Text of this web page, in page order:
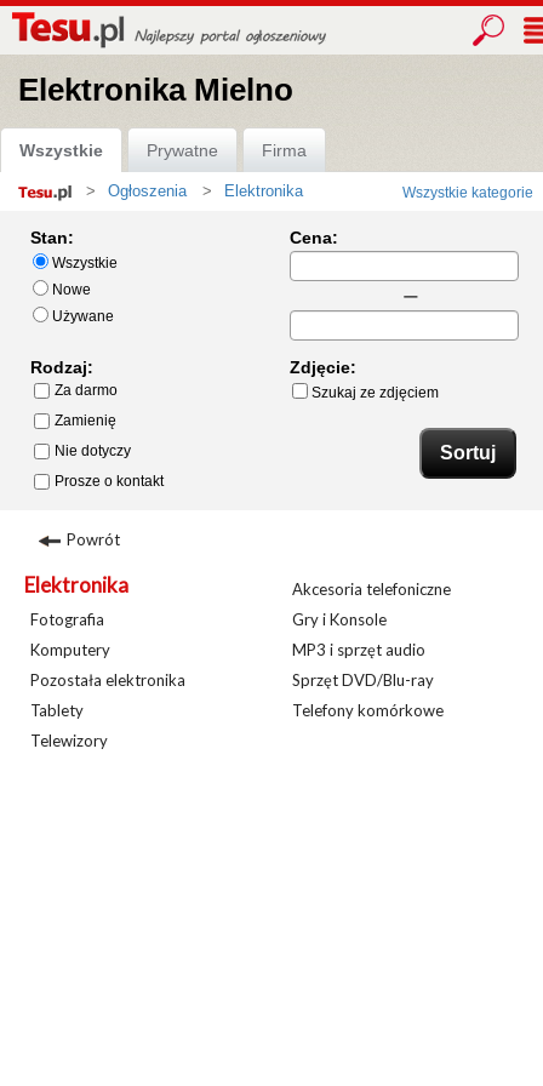
Elektronika Mielno
Wszystkie Prywatne Firma
Strona
Ogłoszenia Elektronika Wszystkie kategorie
Stan:
Wszystkie
Nowe
Używane
Cena:
Rodzaj:
Za darmo
Zamienię
Nie dotyczy
Prosze o kontakt
Zdjęcie:
Szukaj ze zdjęciem
Powrót
Elektronika
Akcesoria telefoniczne
Fotografia
Gry i Konsole
Komputery
MP3 i sprzęt audio
Pozostała elektronika
Sprzęt DVD/Blu-ray
Tablety
Telefony komórkowe
Telewizory